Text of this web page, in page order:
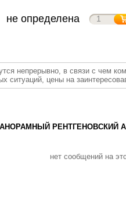
не определена
непрерывно, в связи с чем
ситуаций, цены на
РЕНТГЕНОВСКИЙ
нет сообщений на